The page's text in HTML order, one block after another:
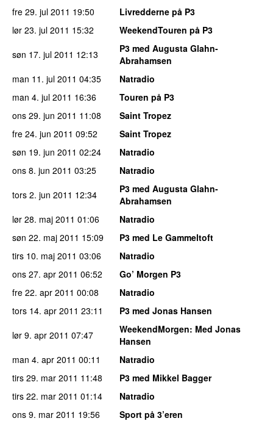
fre 29. jul 2011 19:50
Livredderne på P3
lør 23. jul 2011 15:32
WeekendTouren på P3
søn 17. jul 2011 12:13
P3 med Augusta Glahn-
Abrahamsen
man 11. jul 2011 04:35
Natradio
man 4. jul 2011 16:36
Touren på P3
ons 29. jun 2011 11:08
Saint Tropez
fre 24. jun 2011 09:52
Saint Tropez
søn 19. jun 2011 02:24
Natradio
ons 8. jun 2011 03:25
Natradio
tors 2. jun 2011 12:34
P3 med Augusta Glahn-
Abrahamsen
lør 28. maj 2011 01:06
Natradio
søn 22. maj 2011 15:09
P3 med Le Gammeltoft
tirs 10. maj 2011 03:06
Natradio
ons 27. apr 2011 06:52
Go’ Morgen P3
fre 22. apr 2011 00:08
Natradio
tors 14. apr 2011 23:11
P3 med Jonas Hansen
lør 9. apr 2011 07:47 WeekendMorgen: Med Jonas
Hansen
man 4. apr 2011 00:11
Natradio
tirs 29. mar 2011 11:48
P3 med Mikkel Bagger
tirs 22. mar 2011 01:14
Natradio
ons 9. mar 2011 19:56
Sport på 3’eren